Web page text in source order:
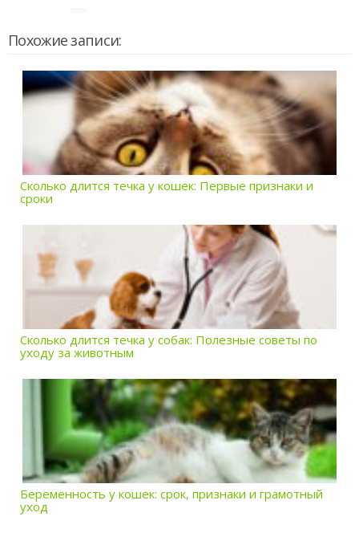
Похожие записи:
Сколько длится течка у кошек: Первые признаки и
сроки
Сколько длится течка у собак: Полезные советы по
уходу за животным
Беременность у кошек: срок, признаки и грамотный
уход